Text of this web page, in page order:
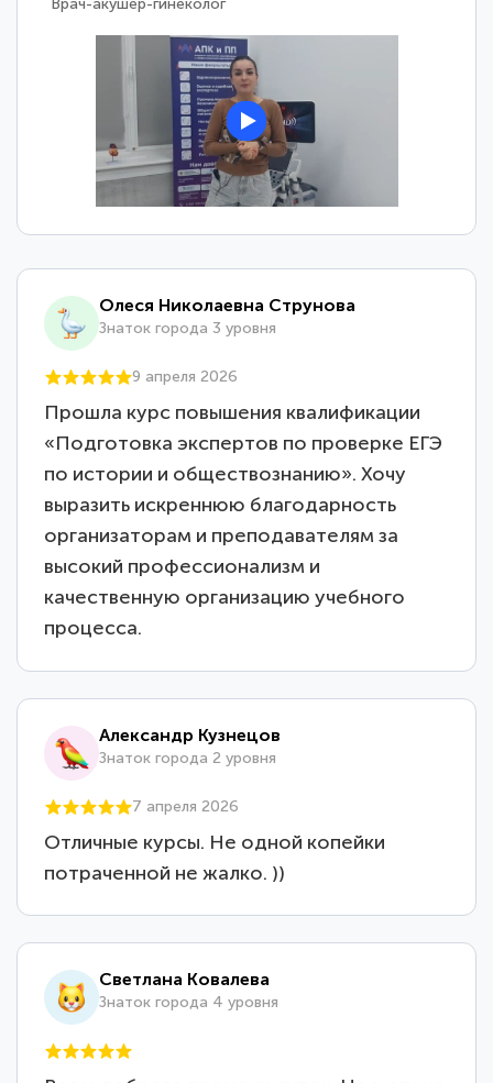
Врач-уролог-анестезиолог-реаниматолог
Олеся Николаевна Струнова
Знаток города 3 уровня
9 апреля 2026
Прошла курс повышения квалификации
«Подготовка экспертов по проверке ЕГЭ
по истории и обществознанию». Хочу
выразить искреннюю благодарность
организаторам и преподавателям за
высокий профессионализм и
качественную организацию учебного
процесса.
Александр Кузнецов
Знаток города 2 уровня
7 апреля 2026
Отличные курсы. Не одной копейки
потраченной не жалко. ))
Светлана Ковалева
Знаток города 4 уровня